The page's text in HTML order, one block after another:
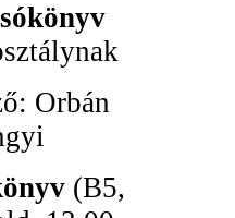
Orbán
(B5,